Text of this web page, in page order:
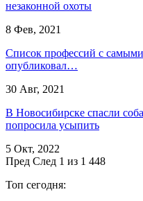
незаконной охоты
8 Фев, 2021
Список профессий с
опубликовал…
30 Авг, 2021
В Новосибирске спасли
попросила усыпить
5 Окт, 2022
Пред След 1 из 1 448
Топ сегодня: